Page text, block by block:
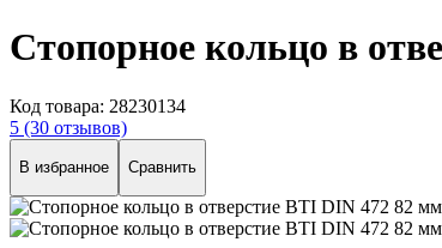
Стопорное кольцо в
Код товара: 28230134
5 (30 отзывов)
В избранное Сравнить